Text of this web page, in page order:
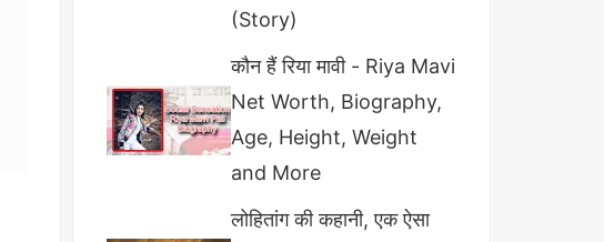
(Story)
कौन हैं रिया मावी - Riya Mavi
Net Worth, Biography,
Age, Height, Weight
and More
लोहितांग की कहानी, एक ऐसा